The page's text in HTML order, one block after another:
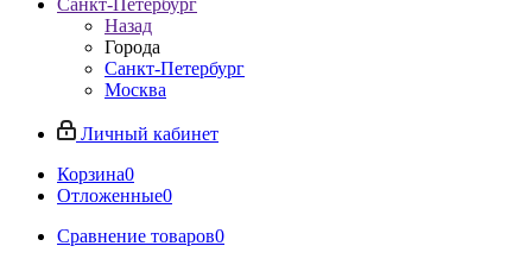
Санкт-Петербург
Назад
Города
Санкт-Петербург
Москва
Личный кабинет
Корзина0
Отложенные0
Сравнение товаров0